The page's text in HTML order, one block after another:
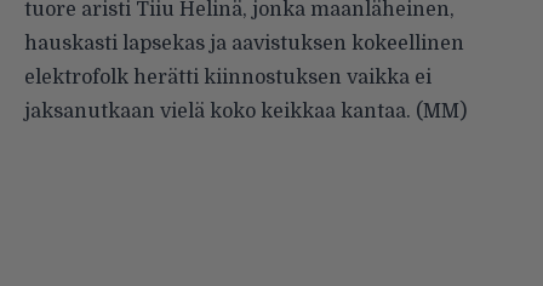
tuore aristi Tiiu Helinä, jonka maanläheinen,
hauskasti lapsekas ja aavistuksen kokeellinen
elektrofolk herätti kiinnostuksen vaikka ei
jaksanutkaan vielä koko keikkaa kantaa. (MM)